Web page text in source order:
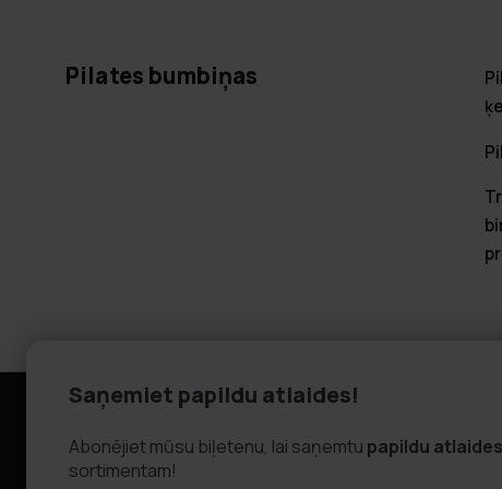
Pilates bumbiņas
Informācija
Uzņēmuma informācija
FAQ - Biežāk
Saņemiet papildu atlaides!
Abonējiet mūsu biļetenu, lai saņemtu papildu atlaides
sortimentam!